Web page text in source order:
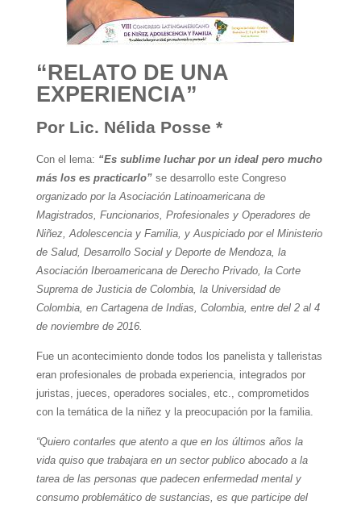
“RELATO DE UNA
EXPERIENCIA”
Por Lic. Nélida Posse *
Con el lema: “Es sublime luchar por un ideal pero mucho
más los es practicarlo”se desarrollo este Congreso
organizado por la Asociación Latinoamericana de
Magistrados, Funcionarios, Profesionales y Operadores de
Niñez, Adolescencia y Familia, y Auspiciado por el Ministerio
de Salud, Desarrollo Social y Deporte de Mendoza, la
Asociación Iberoamericana de Derecho Privado, la Corte
Suprema de Justicia de Colombia, la Universidad de
Colombia, en Cartagena de Indias, Colombia, entre del 2 al 4
de noviembre de 2016.
Fue un acontecimiento donde todos los panelista y talleristas
eran profesionales de probada experiencia, integrados por
juristas, jueces, operadores sociales, etc., comprometidos
con la temática de la niñez y la preocupación por la familia.
“Quiero contarles que atento a que en los últimos años la
vida quiso que trabajara en un sector publico abocado a la
tarea de las personas que padecen enfermedad mental y
consumo problemático de sustancias, es que participe del